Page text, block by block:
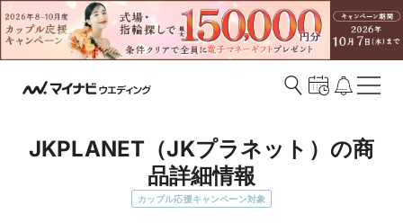
JKPLANET（JKプラネット）の商
品詳細情報
カップル応援キャンペーン対象